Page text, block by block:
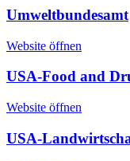
Umweltbundesamt
Website öffnen
USA-Food and
Website öffnen
USA-